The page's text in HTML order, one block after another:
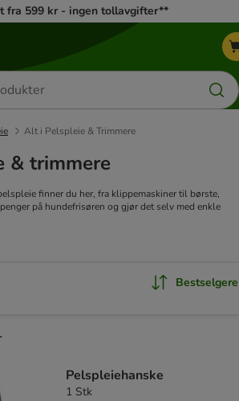
fra 599 kr - ingen tollavgifter**
Alt i Pelspleie & Trimmere
& trimmere
finner du her, fra klippemaskiner til børste,
på hundefrisøren og gjør det selv med enkle
Bestselgere
Pelspleiehanske
1 Stk